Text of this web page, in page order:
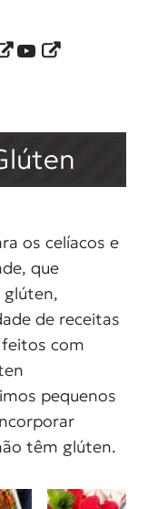
YouTube
os celíacos e
que
glúten,
de receitas
com
pequenos
têm glúten.